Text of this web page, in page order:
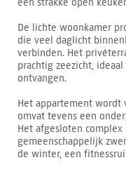
De lichte woonkamer
die veel daglicht
verbinden. Het
prachtig zeezicht,
ontvangen.
Het appartement wordt
omvat tevens een
Het afgesloten
gemeenschappelijk
de winter, een